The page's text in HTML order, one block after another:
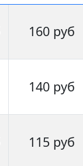
160 руб
140 руб
115 руб